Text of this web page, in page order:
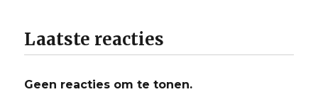
Laatste reacties
Geen reacties om te tonen.